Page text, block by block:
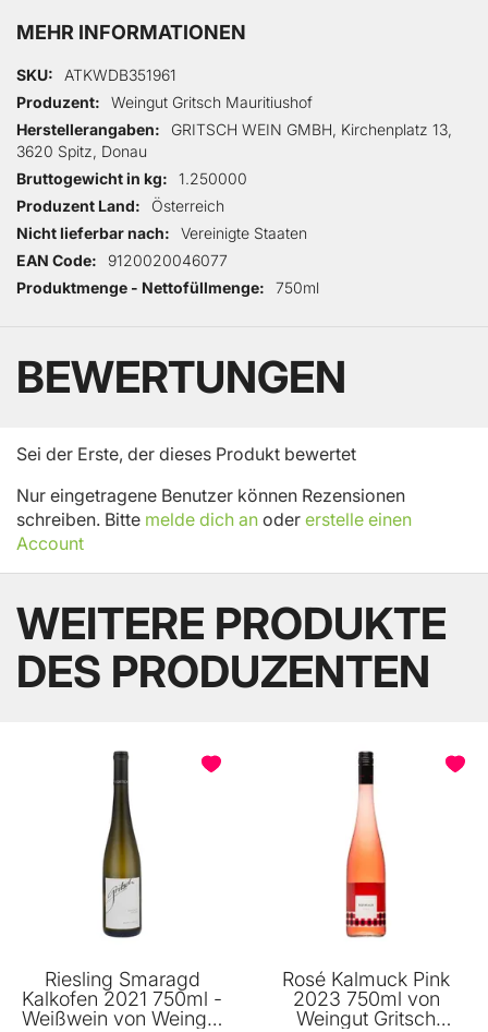
MEHR INFORMATIONEN
Mehr Informationen
SKU
ATKWDB351961
Produzent
Weingut Gritsch Mauritiushof
Herstellerangaben
GRITSCH WEIN GMBH, Kirchenplatz 13,
3620 Spitz, Donau
Bruttogewicht in kg
1.250000
Produzent Land
Österreich
Nicht lieferbar nach
Vereinigte Staaten
EAN Code
9120020046077
Produktmenge - Nettofüllmenge
750ml
BEWERTUNGEN
Sei der Erste, der dieses Produkt bewertet
Nur eingetragene Benutzer können Rezensionen
schreiben. Bitte melde dich an oder erstelle einen
Account
WEITERE PRODUKTE
DES PRODUZENTEN
Riesling Smaragd
Kalkofen 2021 750ml -
Weißwein von Weingut
Rosé Kalmuck Pink
2023 750ml von
Weingut Gritsch